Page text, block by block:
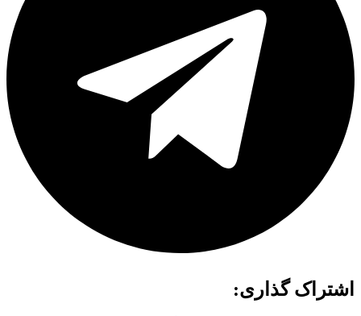
اشتراک گذاری: